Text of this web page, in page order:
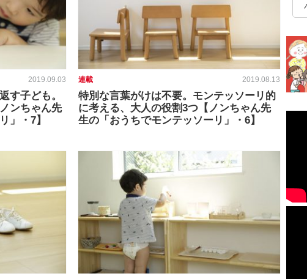
2019.09.03
す子ども。
ンちゃん先
」・7】
連載 2019.08.13
特別な言葉がけは不要。モンテッソーリ的
に考える、大人の役割3つ【ノンちゃん先
生の「おうちでモンテッソーリ」・6】